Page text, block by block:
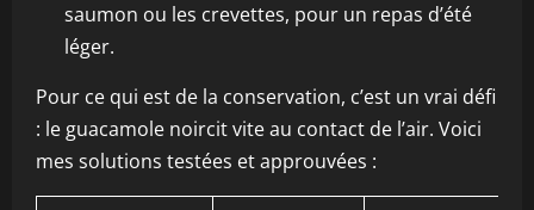
saumon ou les crevettes, pour un repas d’été
léger.
Pour ce qui est de la conservation, c’est un vrai défi
: le guacamole noircit vite au contact de l’air. Voici
mes solutions testées et approuvées :